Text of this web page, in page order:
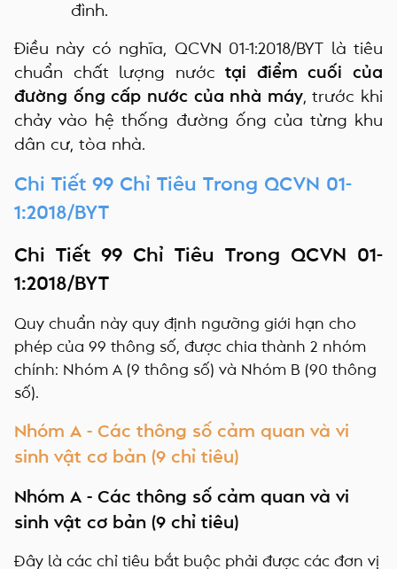
đình.
Điều này có nghĩa, QCVN 01-1:2018/BYT là tiêu
chuẩn chất lượng nướctại điểm cuối của
đường ống cấp nước của nhà máy, trước khi
chảy vào hệ thống đường ống của từng khu
dân cư, tòa nhà.
Chi Tiết 99 Chỉ Tiêu Trong QCVN 01-
1:2018/BYT
Chi Tiết 99 Chỉ Tiêu Trong QCVN 01-
1:2018/BYT
Quy chuẩn này quy định ngưỡng giới hạn cho
phép của 99 thông số, được chia thành 2 nhóm
chính: Nhóm A (9 thông số) và Nhóm B (90 thông
số).
Nhóm A - Các thông số cảm quan và vi
sinh vật cơ bản (9 chỉ tiêu)
Nhóm A - Các thông số cảm quan và vi
sinh vật cơ bản (9 chỉ tiêu)
Đây là các chỉ tiêu bắt buộc phải được các đơn vị